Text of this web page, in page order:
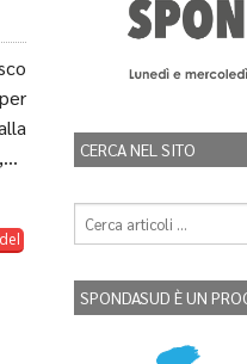
CERCA NEL SITO
SPONDASUD È UN